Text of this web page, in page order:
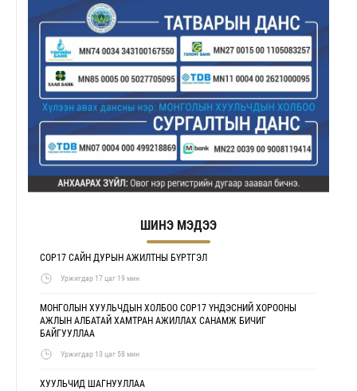
ШИНЭ МЭДЭЭ
COP17 САЙН ДУРЫН АЖИЛТНЫ БҮРТГЭЛ
Уржигдар 17 цаг 19 мин
МОНГОЛЫН ХУУЛЬЧДЫН ХОЛБОО COP17 ҮНДЭСНИЙ ХОРООНЫ
АЖЛЫН АЛБАТАЙ ХАМТРАН АЖИЛЛАХ САНАМЖ БИЧИГ
БАЙГУУЛЛАА
Уржигдар 13 цаг 58 мин
ХУУЛЬЧИД ШАГНУУЛЛАА